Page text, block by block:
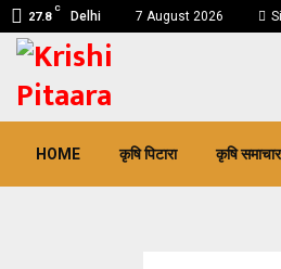
27.8
C
Delhi 7 August 2026
HOME कृषि पिटारा कृषि समाचार